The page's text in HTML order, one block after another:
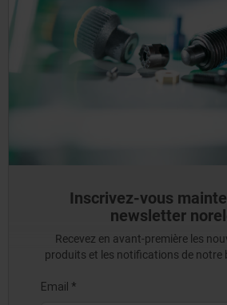
Inscrivez-vous
newsletter
Recevez en avant-première les
produits et les notifications de notre